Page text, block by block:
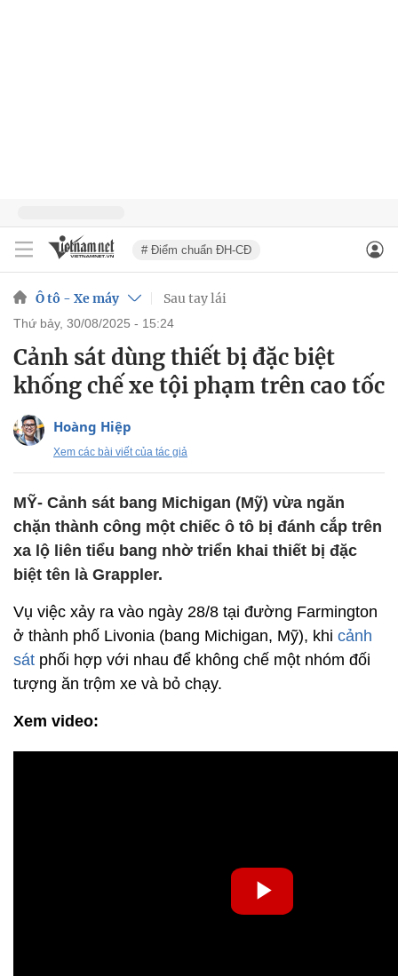
# Điểm chuẩn ĐH-CĐ
Ô tô - Xe máy Sau tay lái
thứ bảy, 30/08/2025 - 15:24
Cảnh sát dùng thiết bị đặc biệt
khống chế xe tội phạm trên cao tốc
Hoàng Hiệp
Xem các bài viết của tác giả
MỸ- Cảnh sát bang Michigan (Mỹ) vừa ngăn
chặn thành công một chiếc ô tô bị đánh cắp trên
xa lộ liên tiểu bang nhờ triển khai thiết bị đặc
biệt tên là Grappler.
Vụ việc xảy ra vào ngày 28/8 tại đường Farmington
ở thành phố Livonia (bang Michigan, Mỹ), khi cảnh
sát phối hợp với nhau để không chế một nhóm đối
tượng ăn trộm xe và bỏ chạy.
Xem video: